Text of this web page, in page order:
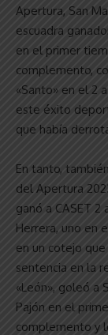
Apertura, San
escuadra
en el primer
complemento,
«Santo» en el 2
este éxito
que había
En tanto,
del Apertura
ganó a CASET 2
Herrera, uno en
en un cotejo
sentencia en la
«León», goleó a
Pajón en el
complemento y